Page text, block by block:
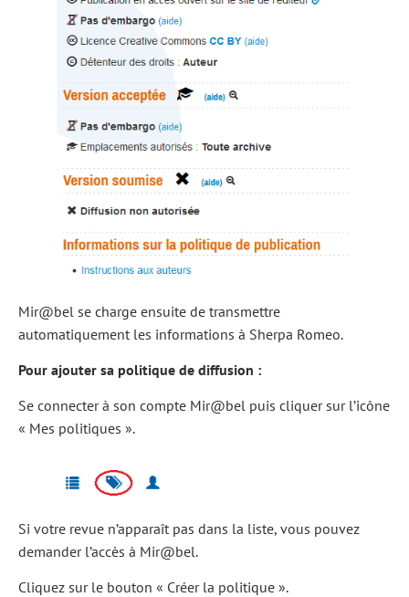
Mir@bel se charge ensuite de transmettre
automatiquement les informations à Sherpa Romeo.
Pour ajouter sa politique de diffusion :
Se connecter à son compte Mir@bel puis cliquer sur l’icône
« Mes politiques ».
Si votre revue n’apparaît pas dans la liste, vous pouvez
demander l’accès à Mir@bel.
Cliquez sur le bouton « Créer la politique ».